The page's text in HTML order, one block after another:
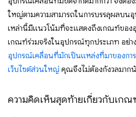
ใหญ่ตามความสามารถในการบรรลุผลบ
เหล่านี้มีแนวโน้มที่จะแสดงถึงเกณฑ์ของ
เกณฑ์ร่วมจริงในอุปกรณ์ทุกประเภท อย่าง
อุปกรณ์เคลื่อนที่มักเป็นแหล่งที่มาของกา
เว็บไซต์ส่วนใหญ่ คุณจึงไม่ต้องกังวลมาก
ความคิดเห็นสุดท้ายเกี่ยวกับเกณ